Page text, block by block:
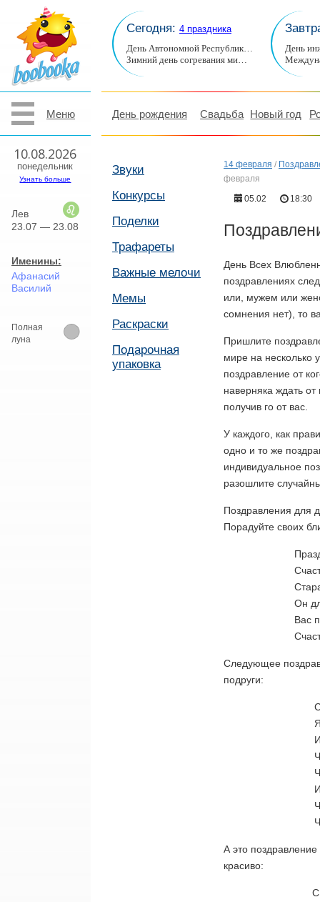
Меню
10.08.2026
понедельник
Узнать больше
Лев
23.07 — 23.08
Именины:
Афанасий
Василий
Полная
луна
Сегодня: 4 праздника
День Автономной Республик…
Зимний день согревания ми…
День
День рождения Свадьба Новый год
Звуки
Конкурсы
Поделки
Трафареты
Важные мелочи
Мемы
Раскраски
Подарочная
упаковка
14 февраля /
февраля
05.02
18:30
День Всех
поздравлениях
или, мужем или
сомнения нет), то
Пришлите
мире на несколько
поздравление от
наверняка ждать
получив го от вас.
У каждого, как
одно и то же
индивидуальное
разошлите
Поздравления для
Порадуйте своих
Он
Вас
Следующее
подруги:
А это
красиво: